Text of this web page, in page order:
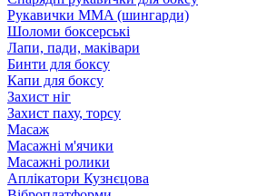
Рукавички MMA (шингарди)
Шоломи боксерські
Лапи, пади, маківари
Бинти для боксу
Капи для боксу
Захист ніг
Захист паху, торсу
Масаж
Масажні м'ячики
Масажні ролики
Аплікатори Кузнєцова